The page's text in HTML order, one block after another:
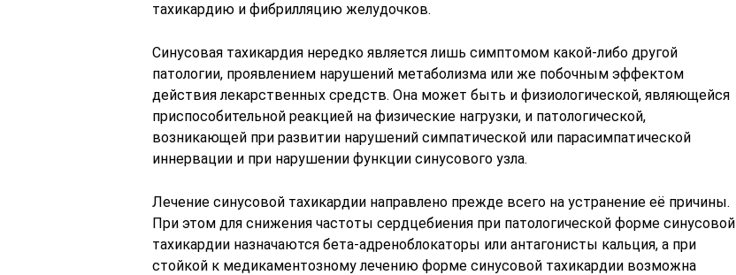
тахикардию и фибрилляцию желудочков.
Синусовая тахикардия нередко является лишь симптомом какой-либо другой
патологии, проявлением нарушений метаболизма или же побочным эффектом
действия лекарственных средств. Она может быть и физиологической, являющейся
приспособительной реакцией на физические нагрузки, и патологической,
возникающей при развитии нарушений симпатической или парасимпатической
иннервации и при нарушении функции синусового узла.
Лечение синусовой тахикардии направлено прежде всего на устранение её причины.
При этом для снижения частоты сердцебиения при патологической форме синусовой
тахикардии назначаются бета-адреноблокаторы или антагонисты кальция, а при
стойкой к медикаментозному лечению форме синусовой тахикардии возможна